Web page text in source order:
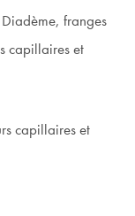
franges
capillaires et
capillaires et